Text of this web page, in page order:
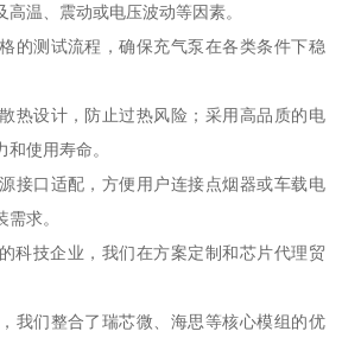
温、震动或电压波动等因素。
的测试流程，确保充气泵在各类条件下稳
热设计，防止过热风险；采用高品质的电
使用寿命。
接口适配，方便用户连接点烟器或车载电
求。
科技企业，我们在方案定制和芯片代理贸
我们整合了瑞芯微、海思等核心模组的优